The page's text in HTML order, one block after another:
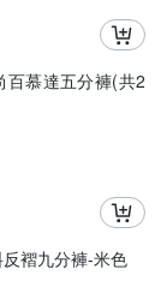
百慕達五分褲(共2
褶九分褲-米色